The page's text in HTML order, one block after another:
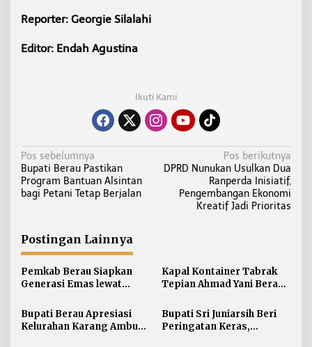
Reporter: Georgie Silalahi
Editor: Endah Agustina
Ikuti Kami
N
a
v
a
s
i
p
o
s
Pos sebelumnya
Bupati Berau Pastikan
Program Bantuan Alsintan
bagi Petani Tetap Berjalan
Pos berikutnya
DPRD Nunukan Usulkan Dua
Ranperda Inisiatif,
Pengembangan Ekonomi
Kreatif Jadi Prioritas
Postingan Lainnya
Pemkab Berau Siapkan
Generasi Emas lewat
Kapal Kontainer Tabrak
Tepian Ahmad Yani Berau
Buka Suara Soal Ganti Rugi
Bupati Berau Apresiasi
Kelurahan Karang Ambun
Bupati Sri Juniarsih Beri
Peringatan Keras,